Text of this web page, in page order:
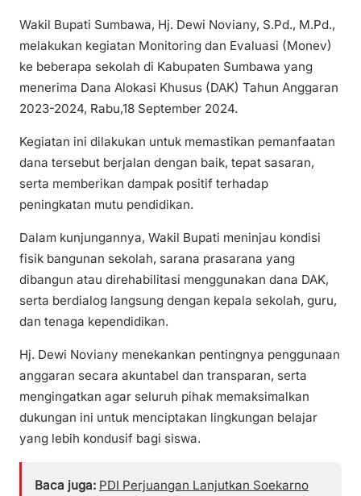
Wakil Bupati Sumbawa, Hj. Dewi Noviany, S.Pd., M.Pd.,
melakukan kegiatan Monitoring dan Evaluasi (Monev)
ke beberapa sekolah di Kabupaten Sumbawa yang
menerima Dana Alokasi Khusus (DAK) Tahun Anggaran
2023-2024, Rabu,18 September 2024.
Kegiatan ini dilakukan untuk memastikan pemanfaatan
dana tersebut berjalan dengan baik, tepat sasaran,
serta memberikan dampak positif terhadap
peningkatan mutu pendidikan.
Dalam kunjungannya, Wakil Bupati meninjau kondisi
fisik bangunan sekolah, sarana prasarana yang
dibangun atau direhabilitasi menggunakan dana DAK,
serta berdialog langsung dengan kepala sekolah, guru,
dan tenaga kependidikan.
Hj. Dewi Noviany menekankan pentingnya penggunaan
anggaran secara akuntabel dan transparan, serta
mengingatkan agar seluruh pihak memaksimalkan
dukungan ini untuk menciptakan lingkungan belajar
yang lebih kondusif bagi siswa.
Baca juga: PDI Perjuangan Lanjutkan Soekarno